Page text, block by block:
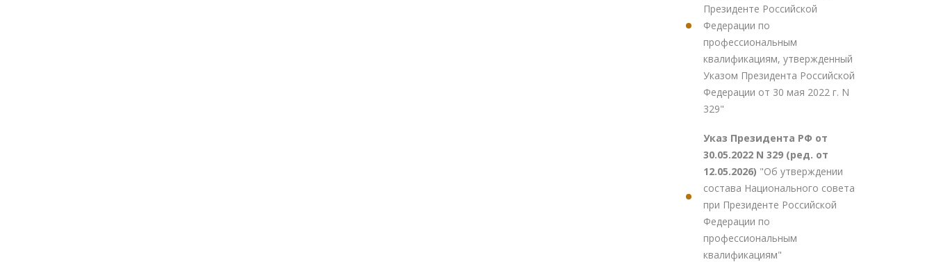
Президенте Российской
Федерации по
профессиональным
квалификациям, утвержденный
Указом Президента Российской
Федерации от 30 мая 2022 г. N
329"
Указ Президента РФ от
30.05.2022 N 329 (ред. от
12.05.2026) "Об утверждении
состава Национального совета
при Президенте Российской
Федерации по
профессиональным
квалификациям"